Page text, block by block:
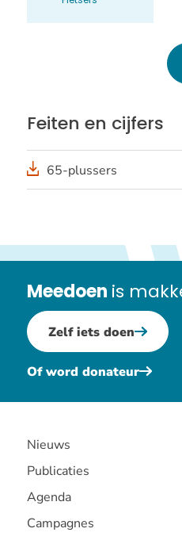
Feiten en cijfers
65-plussers
Meedoen is
Zelf iets doen
Of word donateur
Nieuws
Publicaties
Agenda
Campagnes